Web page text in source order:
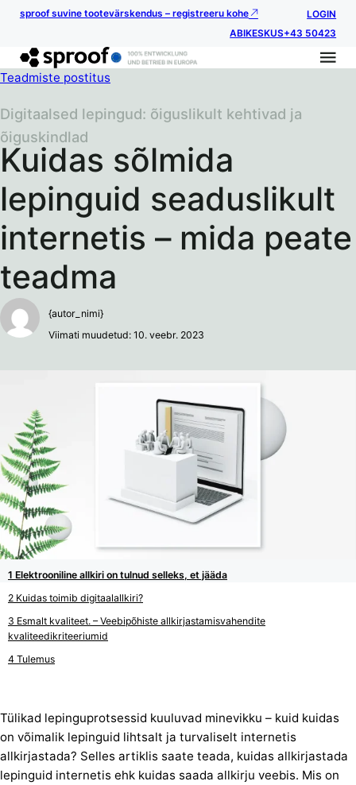
sproof suvine tootevärskendus – registreeru kohe
LOGIN
ABIKESKUS+43 50423
Teadmiste postitus
Kuidas sõlmida
lepinguid seaduslikult
internetis – mida peate
teadma
Digitaalsed lepingud: õiguslikult kehtivad ja
õiguskindlad
{autor_nimi}
Viimati muudetud: 10. veebr. 2023
Elektrooniline allkiri on tulnud selleks, et jääda
Kuidas toimib digitaalallkiri?
Esmalt kvaliteet. – Veebipõhiste allkirjastamisvahendite
kvaliteedikriteeriumid
Tulemus
Tülikad lepinguprotsessid kuuluvad minevikku – kuid kuidas
on võimalik lepinguid lihtsalt ja turvaliselt internetis
allkirjastada? Selles artiklis saate teada, kuidas allkirjastada
lepinguid internetis ehk kuidas saada allkirju veebis. Mis on